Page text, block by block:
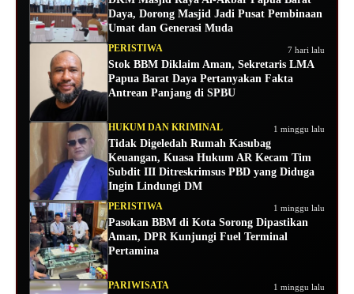
Daya, Dorong Masjid Jadi Pusat Pembinaan
Umat dan Generasi Muda
PERISTIWA 7 hari lalu
Stok BBM Diklaim Aman, Sekretaris LMA
Papua Barat Daya Pertanyakan Fakta
Antrean Panjang di SPBU
HUKUM DAN KRIMINAL 1 minggu lalu
Tidak Digeledah Rumah Kasubag
Keuangan, Kuasa Hukum AR Kecam Tim
Subdit III Ditreskrimsus PBD yang Diduga
Ingin Lindungi DM
PERISTIWA 1 minggu lalu
Pasokan BBM di Kota Sorong Dipastikan
Aman, DPR Kunjungi Fuel Terminal
Pertamina
PARIWISATA 1 minggu lalu